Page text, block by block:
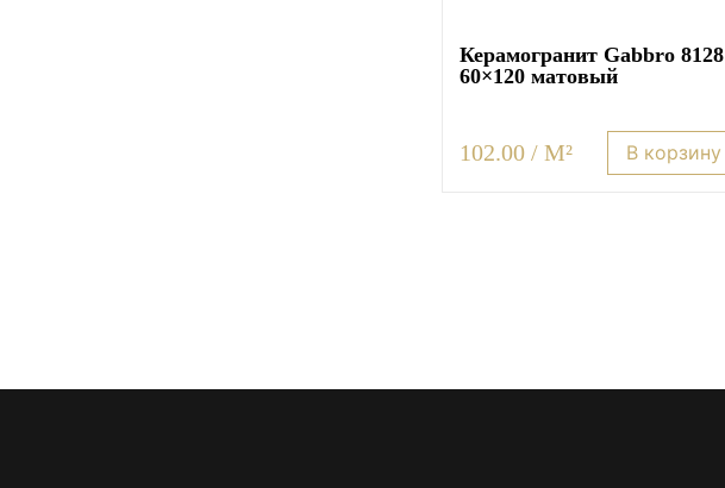
Керамогранит Gabbro 8128
60×120 матовый
102.00 / M² В корзину